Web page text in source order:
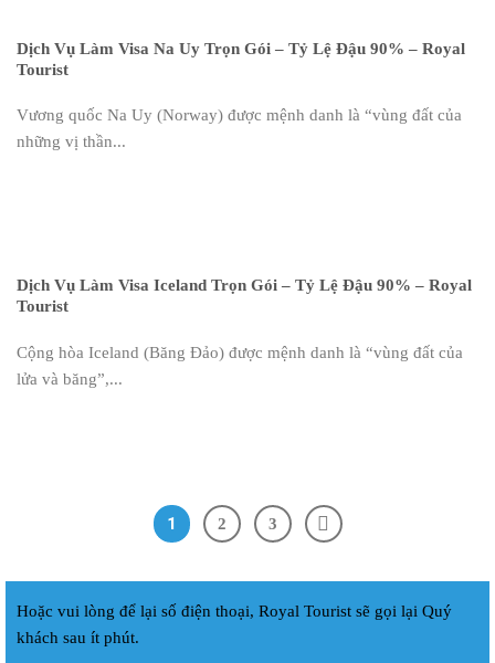
Dịch Vụ Làm Visa Na Uy Trọn Gói – Tỷ Lệ Đậu 90% – Royal
Tourist
Vương quốc Na Uy (Norway) được mệnh danh là “vùng đất của
những vị thần...
Dịch Vụ Làm Visa Iceland Trọn Gói – Tỷ Lệ Đậu 90% – Royal
Tourist
Cộng hòa Iceland (Băng Đảo) được mệnh danh là “vùng đất của
lửa và băng”,...
1 2 3
Hoặc vui lòng để lại số điện thoại, Royal Tourist sẽ gọi lại Quý
khách sau ít phút.